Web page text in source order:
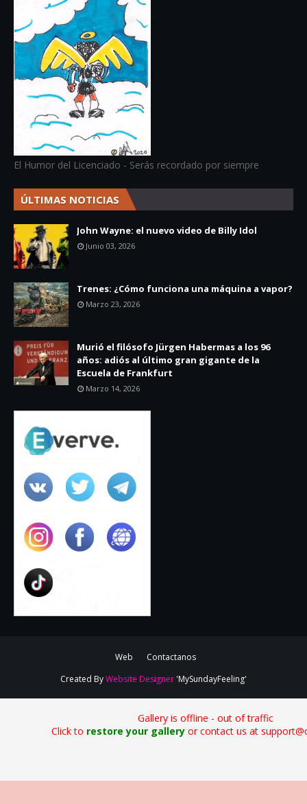
El Humor del Licenciado - Serás recordado por siempre
ÚLTIMAS NOTICIAS
John Wayne: el nuevo video de Billy Idol
Junio 03, 2026
Trenes: ¿Cómo funciona una máquina a vapor?
Marzo 23, 2026
Murió el filósofo Jürgen Habermas a los 96
años: adiós al último gran gigante de la
Escuela de Frankfurt
Marzo 14, 2026
Web
Contactanos
Created ByWebsite Designer 'MySundayFeeling'
Gallery is offline - out of traffic
Click to restore your galleryor contact us at